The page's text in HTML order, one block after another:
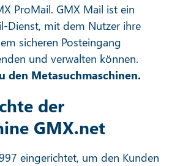
ProMail. GMX Mail ist ein
Dienst, mit dem Nutzer ihre
sicheren Posteingang
und verwalten können.
den Metasuchmaschinen.
der
GMX.net
eingerichtet, um den Kunden